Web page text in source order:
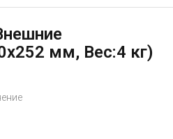
мм, Вес:4 кг)